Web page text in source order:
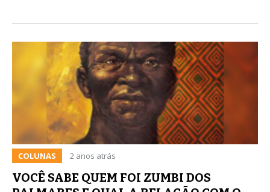
COLUNAS 2 anos atrás
VOCÊ SABE QUEM FOI ZUMBI DOS